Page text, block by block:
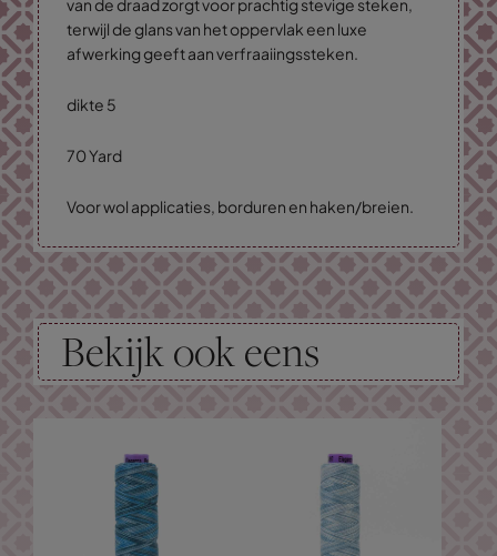
van de draad zorgt voor prachtig stevige steken,
terwijl de glans van het oppervlak een luxe
afwerking geeft aan verfraaiingssteken.
dikte 5
70 Yard
Voor wol applicaties, borduren en haken/breien.
Bekijk ook eens